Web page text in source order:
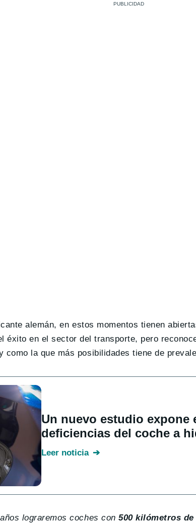
alemán, en estos momentos tienen
éxito en el sector del transporte, pero
como la que más posibilidades tiene de
Un nuevo estudio expone
deficiencias del coche a
Leer noticia
lograremos coches con500 kilómetros